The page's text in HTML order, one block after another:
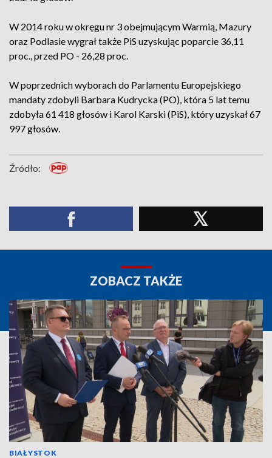
W 2014 roku w okręgu nr 3 obejmującym Warmią, Mazury
oraz Podlasie wygrał także PiS uzyskując poparcie 36,11
proc., przed PO - 26,28 proc.
W poprzednich wyborach do Parlamentu Europejskiego
mandaty zdobyli Barbara Kudrycka (PO), która 5 lat temu
zdobyła 61 418 głosów i Karol Karski (PiS), który uzyskał 67
997 głosów.
Źródło:
ZOBACZ TAKŻE
BIAŁYSTOK